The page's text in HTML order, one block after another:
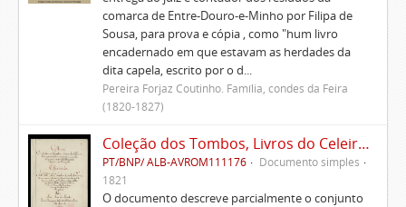
comarca de Entre-Douro-e-Minho por Filipa de
Sousa, para prova e cópia , como "hum livro
encadernado em que estavam as herdades da
dita capela, escrito por o d...
Pereira Forjaz Coutinho. Família, condes da Feira
(1820-1827)
Coleção dos Tombos, Livros do Celeiro, Escrituras, Documentos e títulos pertencentes ao Morgado de Freiriz e de Penegate
PT/BNP/ ALB-AVROM111176
Documento simples
1821
O documento descreve parcialmente o conjunto